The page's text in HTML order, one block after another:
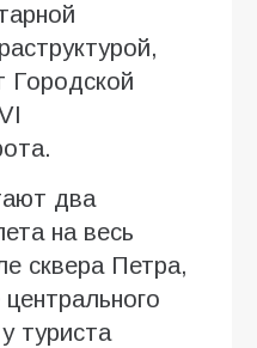
Городской
два
на весь
сквера Петра,
туриста